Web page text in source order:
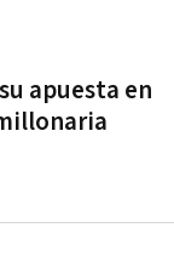
apuesta en